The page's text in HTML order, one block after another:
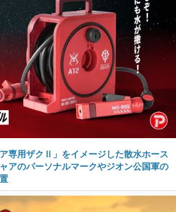
専用ザクⅡ」をイメージした散水ホース
アのパーソナルマークやジオン公国軍の